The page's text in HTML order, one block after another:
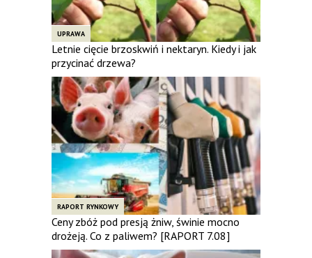
UPRAWA
Letnie cięcie brzoskwiń i nektaryn. Kiedy i jak
przycinać drzewa?
RAPORT RYNKOWY
Ceny zbóż pod presją żniw, świnie mocno
drożeją. Co z paliwem? [RAPORT 7.08]